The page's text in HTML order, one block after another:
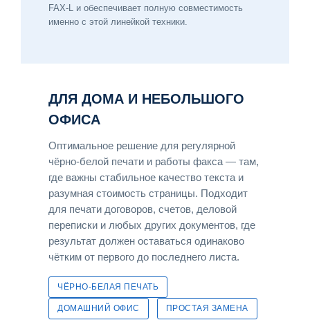
FAX-L и обеспечивает полную совместимость
именно с этой линейкой техники.
ДЛЯ ДОМА И НЕБОЛЬШОГО
ОФИСА
Оптимальное решение для регулярной
чёрно-белой печати и работы факса — там,
где важны стабильное качество текста и
разумная стоимость страницы. Подходит
для печати договоров, счетов, деловой
переписки и любых других документов, где
результат должен оставаться одинаково
чётким от первого до последнего листа.
ЧЁРНО-БЕЛАЯ ПЕЧАТЬ
ДОМАШНИЙ ОФИС ПРОСТАЯ ЗАМЕНА